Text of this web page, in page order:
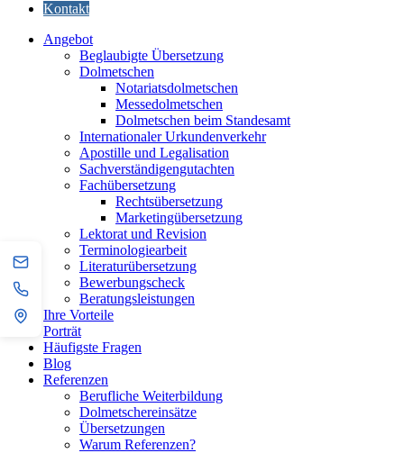
Kontakt
Angebot
Beglaubigte Übersetzung
Dolmetschen
Notariatsdolmetschen
Messedolmetschen
Dolmetschen beim Standesamt
Internationaler Urkundenverkehr
Apostille und Legalisation
Sachverständigengutachten
Fachübersetzung
Rechtsübersetzung
Marketingübersetzung
Lektorat und Revision
Terminologiearbeit
Literaturübersetzung
Bewerbungscheck
Beratungsleistungen
Ihre Vorteile
Porträt
Häufigste Fragen
Blog
Referenzen
Berufliche Weiterbildung
Dolmetschereinsätze
Übersetzungen
Warum Referenzen?